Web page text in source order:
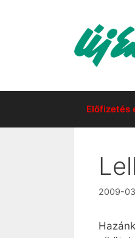
Előfizetés
2009-